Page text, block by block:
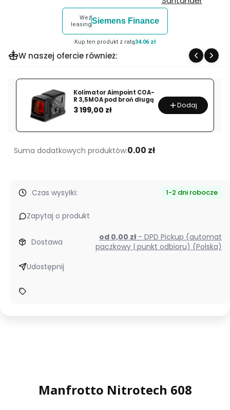
Manfrotto
Video
MVH608AH
Weź
leasingSiemens Finance
Kup ten produkt z ratą34.06 zł
W naszej ofercie również:
Kolimator Aimpoint COA-
R 3,5MOA pod broń długą
Cena
3 199,00 zł Dodaj
Suma dodatkowych produktów:0.00 zł
Czas wysyłki: 1-2 dni robocze
Zapytaj o produkt
Dostawa od 0,00 zł - DPD Pickup (automat
paczkowy | punkt odbioru) (Polska)
Udostępnij
Manfrotto Nitrotech 608